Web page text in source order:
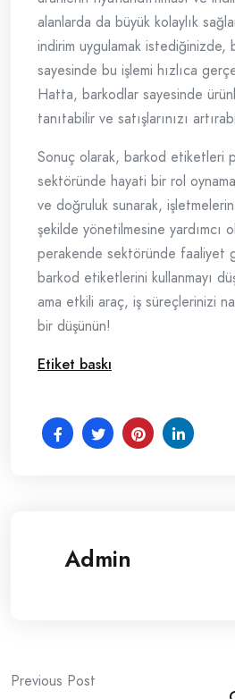
alanlarda da büyük kolaylık
indirim uygulamak
sayesinde bu işlemi hızlıca
Hatta, barkodlar sayesinde
tanıtabilir ve satışlarınızı
Sonuç olarak, barkod etiketleri
sektöründe hayati bir rol
ve doğruluk sunarak,
şekilde yönetilmesine yardımcı
perakende sektöründe faaliyet
barkod etiketlerini kullanmayı
ama etkili araç, iş süreçlerinizi
bir düşünün!
Etiket baskı
Admin
Post
Previous Post